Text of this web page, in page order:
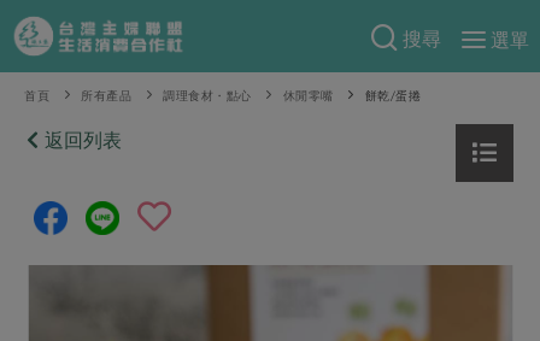
搜尋
選單
產品分類
當季蔬果
芽苗類
辛香料類
食譜料理
食材
特別企畫
預購活動
綠主張
首頁 所有產品 調理食材・點心 休閒零嘴 餅乾/蛋捲
返回列表